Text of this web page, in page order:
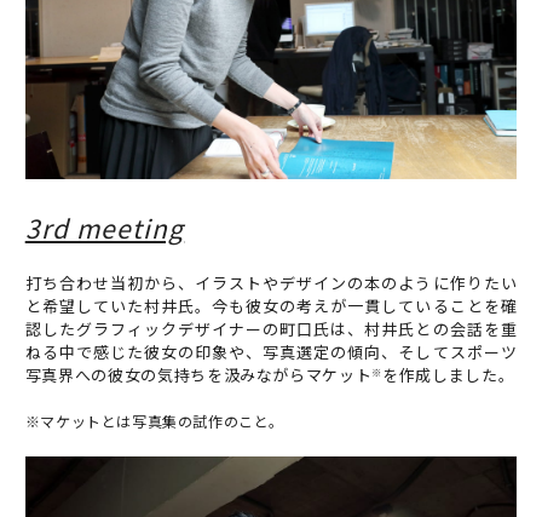
3rd meeting
打ち合わせ当初から、イラストやデザインの本のように作りたい
と希望していた村井氏。今も彼女の考えが一貫していることを確
認したグラフィックデザイナーの町口氏は、村井氏との会話を重
ねる中で感じた彼女の印象や、写真選定の傾向、そしてスポーツ
写真界への彼女の気持ちを汲みながらマケット ※ を作成しました。
※マケットとは写真集の試作のこと。